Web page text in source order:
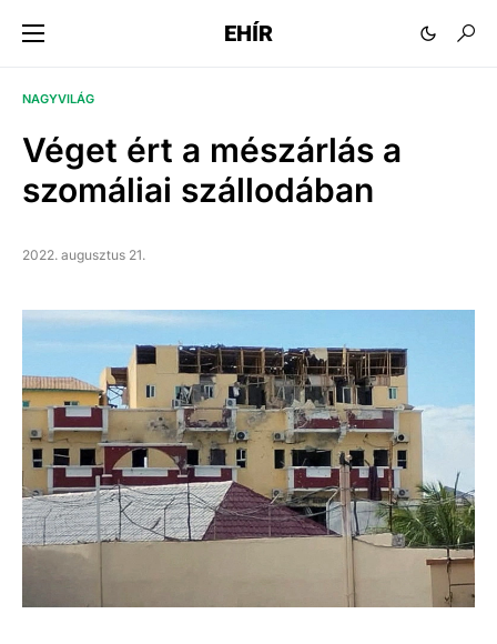
EHÍR
NAGYVILÁG
Véget ért a mészárlás a
szomáliai szállodában
2022. augusztus 21.